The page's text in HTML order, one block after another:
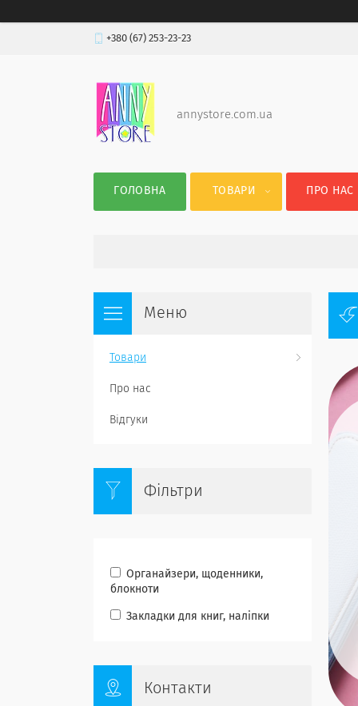
+380 (67) 253-23-23
annystore.com.ua
ГОЛОВНА ТОВАРИ ПРО НАС
Товари
Про нас
Відгуки
Фільтри
Органайзери, щоденники,
блокноти
Закладки для книг, наліпки
Контакти